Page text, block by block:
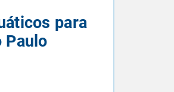
para
Paulo